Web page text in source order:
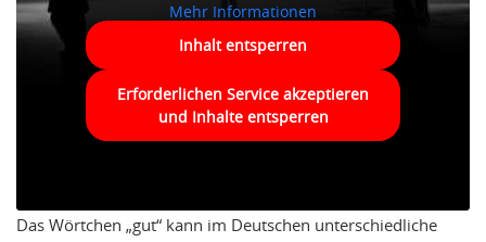
Mehr Informationen
Inhalt entsperren
Erforderlichen Service akzeptieren
und Inhalte entsperren
Das Wörtchen „gut“ kann im Deutschen unterschiedliche